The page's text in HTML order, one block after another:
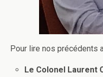
Pour lire nos précédents
Le Colonel Laurent